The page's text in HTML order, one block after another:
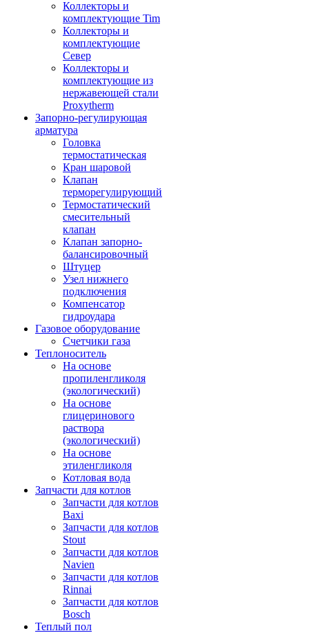
Коллекторы и
комплектующие Tim
Коллекторы и
комплектующие
Север
Коллекторы и
комплектующие из
нержавеющей стали
Proxytherm
Запорно-регулирующая
арматура
Головка
термостатическая
Кран шаровой
Клапан
терморегулирующий
Термостатический
смесительный
клапан
Клапан запорно-
балансировочный
Штуцер
Узел нижнего
подключения
Компенсатор
гидроудара
Газовое оборудование
Счетчики газа
Теплоноситель
На основе
пропиленгликоля
(экологический)
На основе
глицеринового
раствора
(экологический)
На основе
этиленгликоля
Котловая вода
Запчасти для котлов
Запчасти для котлов
Baxi
Запчасти для котлов
Stout
Запчасти для котлов
Navien
Запчасти для котлов
Rinnai
Запчасти для котлов
Bosch
Теплый пол